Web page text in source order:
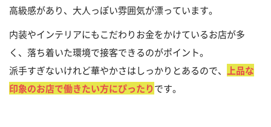
高級感があり、大人っぽい雰囲気が漂っています。
内装やインテリアにもこだわりお金をかけているお店が多
く、落ち着いた環境で接客できるのがポイント。
派手すぎないけれど華やかさはしっかりとあるので、
上品な
印象のお店で働きたい方にぴったりです。